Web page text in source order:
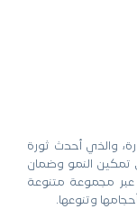
والذي أحدث ثورة
تمكين النمو وضمان
عبر مجموعة متنوعة
وتنوعها.